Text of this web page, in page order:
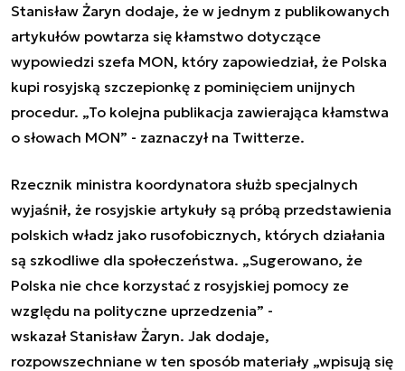
Stanisław Żaryn dodaje, że w jednym z publikowanych
artykułów powtarza się kłamstwo dotyczące
wypowiedzi szefa MON, który zapowiedział, że Polska
kupi rosyjską szczepionkę z pominięciem unijnych
procedur. „To kolejna publikacja zawierająca kłamstwa
o słowach MON” - zaznaczył na Twitterze.
Rzecznik ministra koordynatora służb specjalnych
wyjaśnił, że rosyjskie artykuły są próbą przedstawienia
polskich władz jako rusofobicznych, których działania
są szkodliwe dla społeczeństwa. „Sugerowano, że
Polska nie chce korzystać z rosyjskiej pomocy ze
względu na polityczne uprzedzenia” -
wskazał Stanisław Żaryn. Jak dodaje,
rozpowszechniane w ten sposób materiały „wpisują się